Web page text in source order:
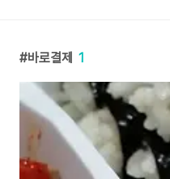
바로결제 1